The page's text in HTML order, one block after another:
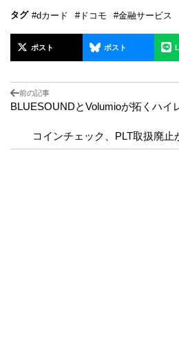
タグ #dカード #ドコモ #金融サービス
ポスト ポスト
前の記事
BLUESOUNDとVolumioが拓くハイ
コインチェック、PLT取扱廃